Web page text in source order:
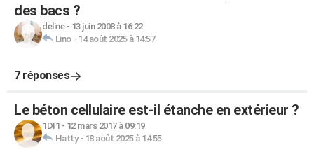
des bacs ?
deline- 13 juin 2008 à 16:22
Lino- 14 août 2025 à 14:57
7 réponses
Le béton cellulaire est-il étanche en extérieur ?
1DI1 - 12 mars 2017 à 09:19
Hatty- 18 août 2025 à 14:55